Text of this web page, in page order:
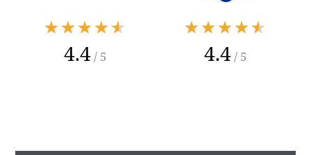
★★★★★
4.4/ 5
★★★★★
4.4/ 5